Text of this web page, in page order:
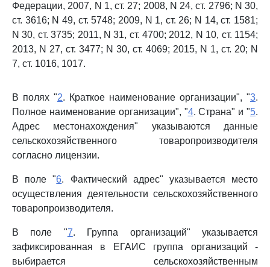
Федерации, 2007, N 1, ст. 27; 2008, N 24, ст. 2796; N 30,
ст. 3616; N 49, ст. 5748; 2009, N 1, ст. 26; N 14, ст. 1581;
N 30, ст. 3735; 2011, N 31, ст. 4700; 2012, N 10, ст. 1154;
2013, N 27, ст. 3477; N 30, ст. 4069; 2015, N 1, ст. 20; N
7, ст. 1016, 1017.
В полях "2. Краткое наименование организации", "3.
Полное наименование организации", "4. Страна" и "5.
Адрес местонахождения" указываются данные
сельскохозяйственного товаропроизводителя
согласно лицензии.
В поле "6. Фактический адрес" указывается место
осуществления деятельности сельскохозяйственного
товаропроизводителя.
В поле "7. Группа организаций" указывается
зафиксированная в ЕГАИС группа организаций -
выбирается сельскохозяйственным